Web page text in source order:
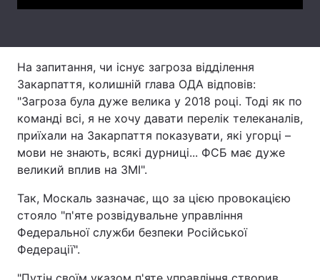
Послуги
Тема оформлення
На запитання, чи існує загроза відділення
Закарпаття, колишній глава ОДА відповів:
"Загроза була дуже велика у 2018 році. Тоді як по
команді всі, я не хочу давати перелік телеканалів,
приїхали на Закарпаття показувати, які угорці –
мови не знають, всякі дурниці... ФСБ має дуже
великий вплив на ЗМІ".
Так, Москаль зазначає, що за цією провокацією
стояло "п'яте розвідувальне управління
Федеральної служби безпеки Російської
Федерації".